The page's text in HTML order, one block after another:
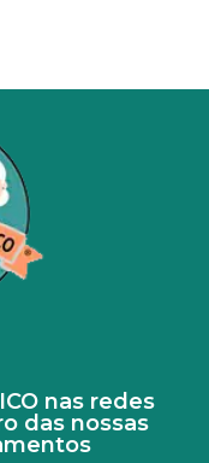
nas redes
das nossas